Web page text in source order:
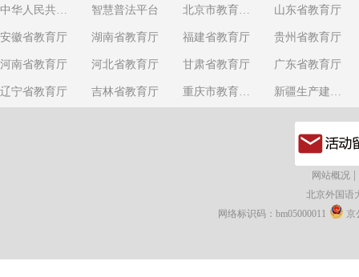
中华人民共和国教育部 智慧普法平台 北京市教育委员会 山东省教育厅
安徽省教育厅 湖南省教育厅 福建省教育厅 贵州省教育厅
河南省教育厅 河北省教育厅 甘肃省教育厅 广东省教育厅
辽宁省教育厅 吉林省教育厅 重庆市教育委员会 新疆生产建设兵团教育局
网站概况
北京外国语
网络标识码：bm05000011
京